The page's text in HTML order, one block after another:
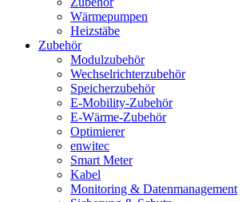
Wärmepumpen
Heizstäbe
Zubehör
Modulzubehör
Wechselrichterzubehör
Speicherzubehör
E-Mobility-Zubehör
E-Wärme-Zubehör
Optimierer
enwitec
Smart Meter
Kabel
Monitoring & Datenmanagement